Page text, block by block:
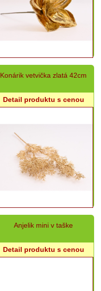
Konárik vetvička zlatá 42cm
Detail produktu s cenou
Anjelik mini v taške
Detail produktu s cenou